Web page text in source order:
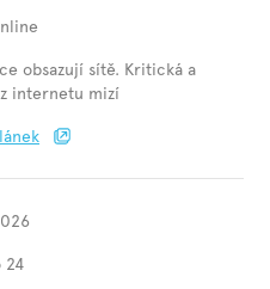
obsazují sítě. Kritická a
internetu mizí
24